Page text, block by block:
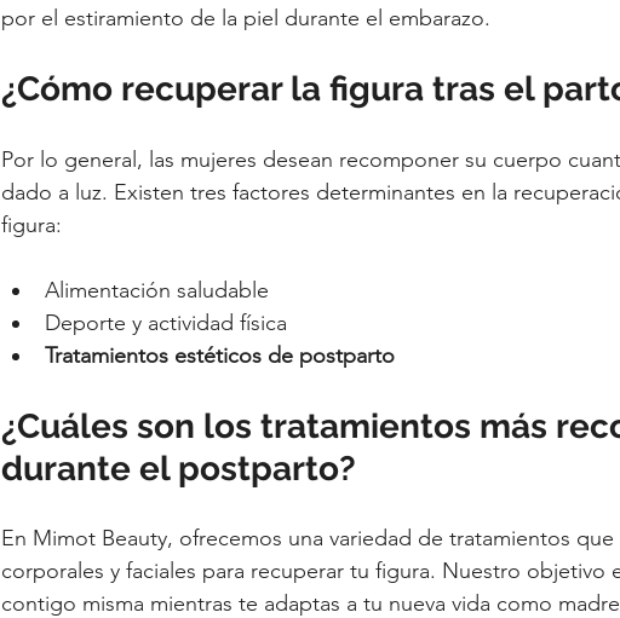
por el estiramiento de la piel durante el embarazo.
¿Cómo recuperar la figura tras el
Por lo general, las mujeres desean recomponer su cuerpo
dado a luz. Existen tres factores determinantes en la
figura:
Alimentación saludable
Deporte y actividad física
Tratamientos estéticos de postparto
¿Cuáles son los tratamientos más
durante el postparto?
En Mimot Beauty, ofrecemos una variedad de tratamientos
corporales y faciales para recuperar tu figura. Nuestro objetivo
contigo misma mientras te adaptas a tu nueva vida como